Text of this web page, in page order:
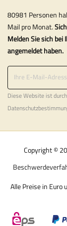
80981 Personen
Mail pro Monat.
Melden Sie sich bei
angemeldet haben.
Diese Website ist
Copyright ©
Alle Preise in